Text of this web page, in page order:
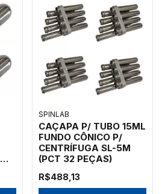
SPINLAB
CAÇAPA P/ TUBO 15ML
FUNDO CÔNICO P/
CENTRÍFUGA SL-5M
(PCT 32 PEÇAS)
R$488,13